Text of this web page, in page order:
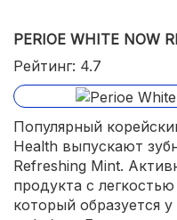
PERIOE WHITE NOW
Рейтинг: 4.7
Популярный
Health выпускают
Refreshing Mint.
продукта с
который образуется